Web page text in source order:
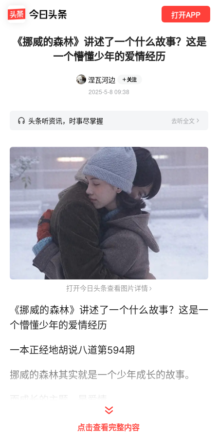
打开APP
《挪威的森林》讲述了一个什么故事？这是
一个懵懂少年的爱情经历
涅瓦河边 关注
2025-5-8 09:38
头条听资讯，时事尽掌握 去听全文
打开今日头条查看图片详情
《挪威的森林》讲述了一个什么故事？这是一
个懵懂少年的爱情经历
一本正经地胡说八道第594期
挪威的森林其实就是一个少年成长的故事。
挪威的森林之所以如此打动人，关键在于写了
点击查看完整内容